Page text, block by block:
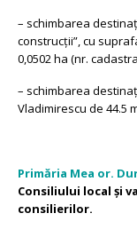
– schimbarea
construcții”, cu
0,0502 ha (nr.
– schimbarea
Vladimirescu de 44.5
Primăria Mea or.
Consiliului local și
consilierilor.